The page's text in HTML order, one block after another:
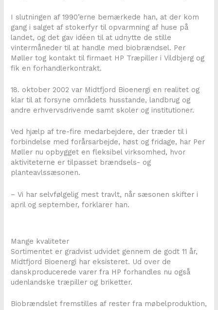
I slutningen af 1990’erne bemærkede han, at der kom
gang i salget af stokerfyr til opvarmning af huse på
landet, og det gav idéen til at udnytte de stille
vintermåneder til at handle med biobrændsel. Per
Møller tog kontakt til firmaet HP Træpiller i Vildbjerg og
fik en forhandlerkontrakt.
18. oktober 2002 var Midtfjord Bioenergi en realitet og
klar til at forsyne områdets husstande, landbrug og
andre erhvervsdrivende samt skoler og institutioner.
Ved hjælp af tre-fire medarbejdere, der træder til i
forbindelse med forårsarbejde, høst og fridage, har Per
Møller nu opbygget en fleksibel virksomhed, hvor
aktiviteterne er tilpasset brændsels- og
planteavlssæsonen.
– Vi har selvfølgelig mest travlt, når sæsonen skifter i
april og september, forklarer han.
Mange kvaliteter
Sortimentet er gradvist udvidet gennem de godt 11 år,
Midtfjord Bioenergi har eksisteret. Ud over de
danskproducerede varer fra HP forhandles nu også
udenlandske træpiller og briketter.
Biobrændslet fremstilles af rester fra møbelproduktion,